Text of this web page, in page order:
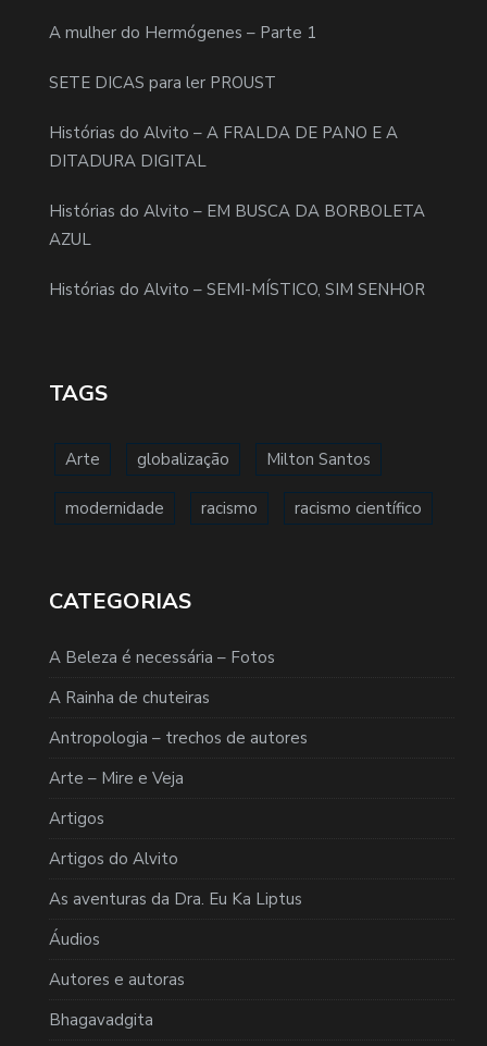
A mulher do Hermógenes – Parte 1
SETE DICAS para ler PROUST
Histórias do Alvito – A FRALDA DE PANO E A
DITADURA DIGITAL
Histórias do Alvito – EM BUSCA DA BORBOLETA
AZUL
Histórias do Alvito – SEMI-MÍSTICO, SIM SENHOR
TAGS
Arte globalização Milton Santos
modernidade racismo racismo científico
CATEGORIAS
A Beleza é necessária – Fotos
A Rainha de chuteiras
Antropologia – trechos de autores
Arte – Mire e Veja
Artigos
Artigos do Alvito
As aventuras da Dra. Eu Ka Liptus
Áudios
Autores e autoras
Bhagavadgita